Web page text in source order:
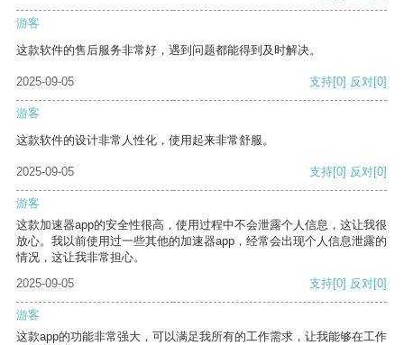
游客
这款软件的售后服务非常好，遇到问题都能得到及时解决。
2025-09-05 支持[0] 反对[0]
游客
这款软件的设计非常人性化，使用起来非常舒服。
2025-09-05 支持[0] 反对[0]
游客
这款加速器app的安全性很高，使用过程中不会泄露个人信息，这让我很
放心。我以前使用过一些其他的加速器app，经常会出现个人信息泄露的
情况，这让我非常担心。
2025-09-05
支持[0] 反对[0]
游客
这款app的功能非常强大，可以满足我所有的工作需求，让我能够在工作